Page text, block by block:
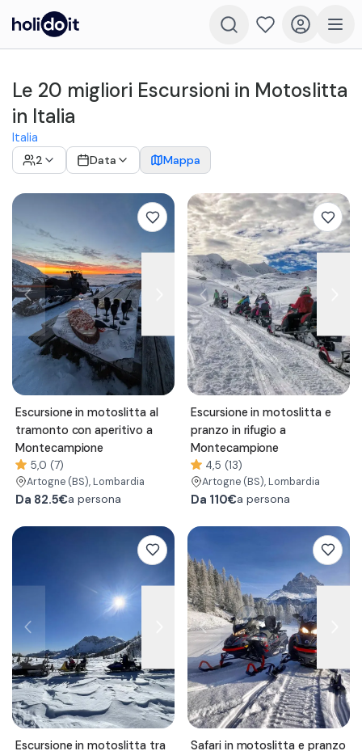
Le 20 migliori Escursioni in Motoslitta
in Italia
Italia
2
Data Mappa
Escursione in motoslitta al
tramonto con aperitivo a
Montecampione
5,0 (7)
Artogne (BS), Lombardia
Da 82.5€a persona
Escursione in motoslitta e
pranzo in rifugio a
Montecampione
4,5 (13)
Artogne (BS), Lombardia
Da 110€a persona
Escursione in motoslitta tra
Safari in motoslitta e pranzo